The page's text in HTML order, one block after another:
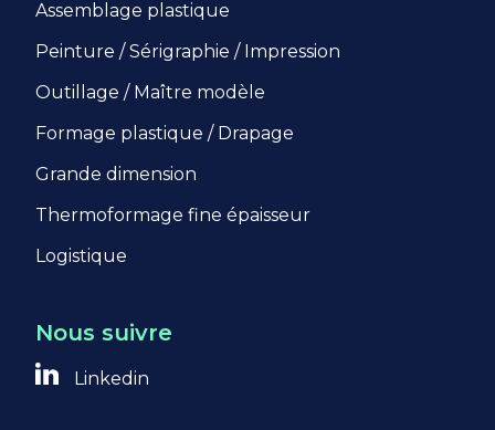
Assemblage plastique
Peinture / Sérigraphie / Impression
Outillage / Maître modèle
Formage plastique / Drapage
Grande dimension
Thermoformage fine épaisseur
Logistique
Nous suivre
Linkedin